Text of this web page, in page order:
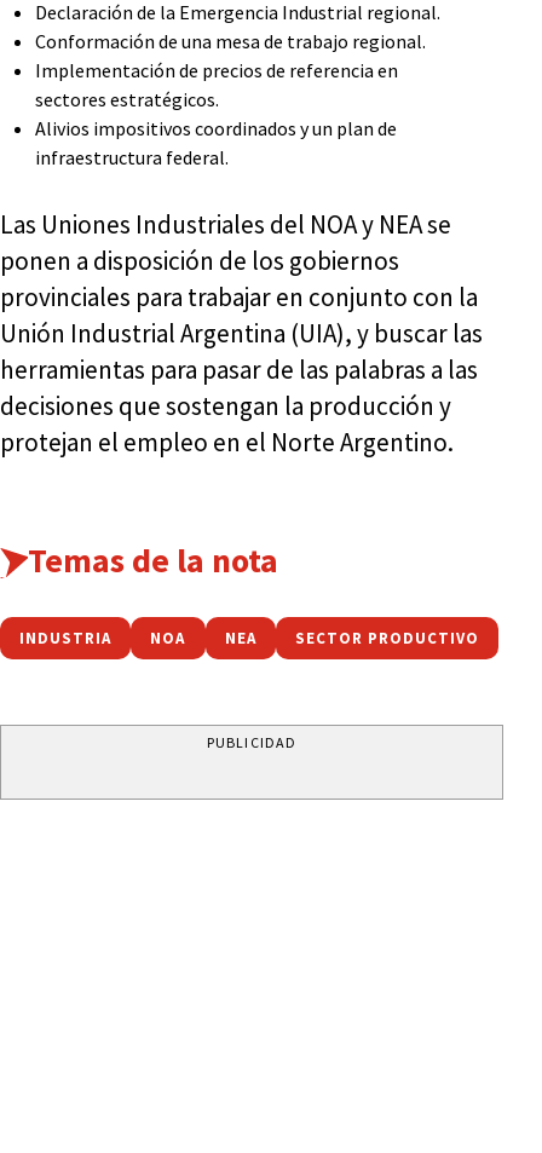
Declaración de la Emergencia Industrial regional.
Conformación de una mesa de trabajo regional.
Implementación de precios de referencia en
sectores estratégicos.
Alivios impositivos coordinados y un plan de
infraestructura federal.
Las Uniones Industriales del NOA y NEA se
ponen a disposición de los gobiernos
provinciales para trabajar en conjunto con la
Unión Industrial Argentina (UIA), y buscar las
herramientas para pasar de las palabras a las
decisiones que sostengan la producción y
protejan el empleo en el Norte Argentino.
Temas de la nota
INDUSTRIA NOA NEA SECTOR PRODUCTIVO
PUBLICIDAD